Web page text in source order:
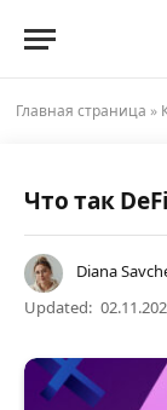
Главная страница »
Что так
Diana
Updated: